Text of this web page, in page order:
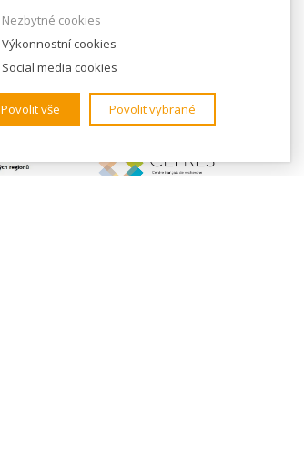
Nezbytné cookies
Výkonnostní cookies
Social media cookies
Povolit vše Povolit vybrané